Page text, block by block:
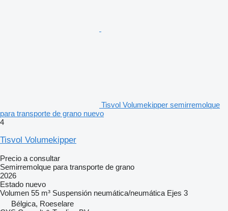
Tisvol Volumekipper semirremolque
para transporte de grano nuevo
4
Tisvol Volumekipper
Precio a consultar
Semirremolque para transporte de grano
2026
Estado nuevo
Volumen 55 m³ Suspensión neumática/neumática Ejes 3
Bélgica, Roeselare